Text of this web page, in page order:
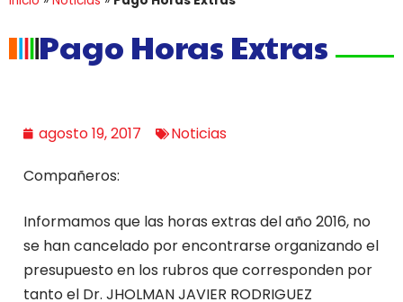
Pago Horas Extras
agosto 19, 2017 Noticias
Compañeros:
Informamos que las horas extras del año 2016, no
se han cancelado por encontrarse organizando el
presupuesto en los rubros que corresponden por
tanto el Dr. JHOLMAN JAVIER RODRIGUEZ